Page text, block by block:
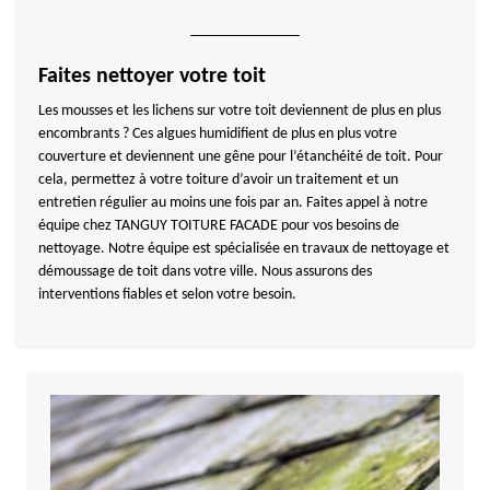
Faites nettoyer votre toit
Les mousses et les lichens sur votre toit deviennent de plus en plus
encombrants ? Ces algues humidifient de plus en plus votre
couverture et deviennent une gêne pour l’étanchéité de toit. Pour
cela, permettez à votre toiture d’avoir un traitement et un
entretien régulier au moins une fois par an. Faites appel à notre
équipe chez TANGUY TOITURE FACADE pour vos besoins de
nettoyage. Notre équipe est spécialisée en travaux de nettoyage et
démoussage de toit dans votre ville. Nous assurons des
interventions fiables et selon votre besoin.